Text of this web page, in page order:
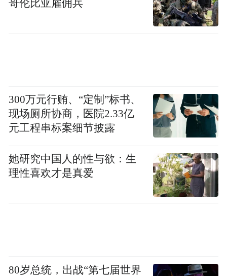
哥伦比亚雇佣兵
300万元行贿、“定制”标书、
现场厕所协商，医院2.33亿
元工程串标案细节披露
她研究中国人的性与欲：生
理性喜欢才是真爱
80岁总统，出战“第七届世界